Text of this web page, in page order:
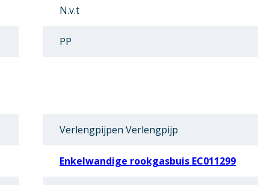
N.v.t
PP
Verlengpijpen Verlengpijp
Enkelwandige rookgasbuis EC011299